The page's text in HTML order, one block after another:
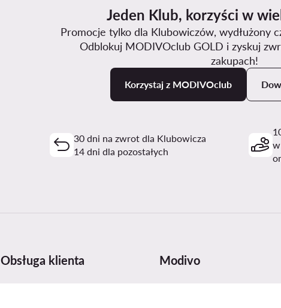
Jeden Klub, korzyści w
Promocje tylko dla Klubowiczów, wydłużony
Odblokuj MODIVOclub GOLD i zyskuj
zakupach!
Korzystaj z MODIVOclub
30 dni na zwrot dla Klubowicza
14 dni dla pozostałych
Obsługa klienta Modivo